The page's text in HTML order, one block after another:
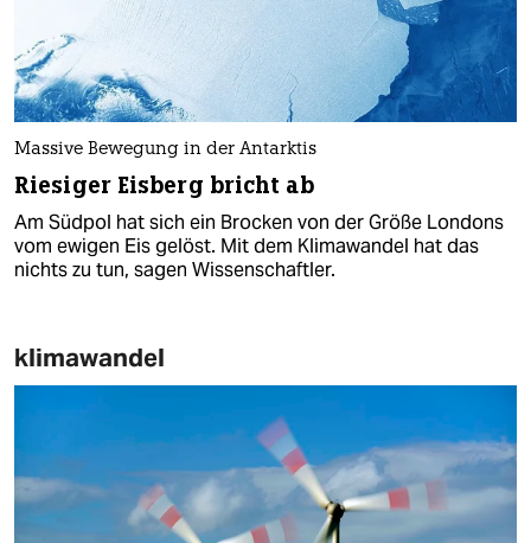
Massive Bewegung in der Antarktis
Riesiger Eisberg bricht ab
Am Südpol hat sich ein Brocken von der Größe Londons
vom ewigen Eis gelöst. Mit dem Klimawandel hat das
nichts zu tun, sagen Wissenschaftler.
klimawandel